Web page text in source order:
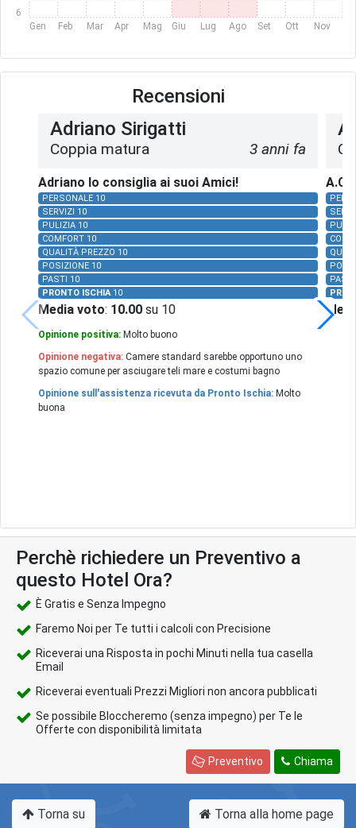
Gen Feb Mar Apr Mag Giu Lug Ago Set Ott Nov
6
Recensioni
Adriano Sirigatti
Coppia matura 3 anni fa
Adriano lo consiglia ai suoi Amici!
PERSONALE 10
SERVIZI 10
PULIZIA 10
COMFORT 10
QUALITÀ PREZZO 10
POSIZIONE 10
PASTI 10
PRONTO ISCHIA10
Media voto: 10.00 su 10
Opinione positiva: Molto buono
Opinione negativa: Camere standard sarebbe opportuno uno
spazio comune per asciugare teli mare e costumi bagno
Opinione sull'assistenza ricevuta da Pronto Ischia: Molto
buona
A.C.
Perchè richiedere un Preventivo a
questo Hotel Ora?
È Gratis e Senza Impegno
Faremo Noi per Te tutti i calcoli con Precisione
Riceverai una Risposta in pochi Minuti nella tua casella
Email
Riceverai eventuali Prezzi Migliori non ancora pubblicati
Se possibile Bloccheremo (senza impegno) per Te le
Offerte con disponibilità limitata
Chiama
Preventivo
Torna su Torna alla home page